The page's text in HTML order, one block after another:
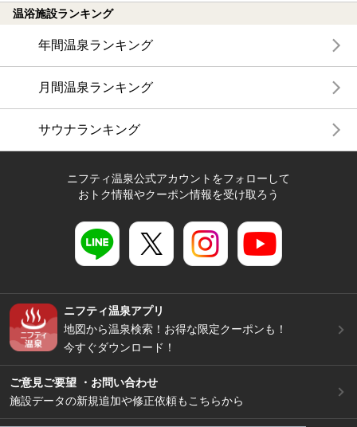
温浴施設ランキング
年間温泉ランキング
月間温泉ランキング
サウナランキング
ニフティ温泉公式アカウントをフォローして
おトク情報やクーポン情報を受け取ろう
ニフティ温泉アプリ
地図から温泉検索！お得な限定クーポンも！
今すぐダウンロード！
ご意見ご要望 ・お問い合わせ
施設データの新規追加や修正依頼もこちらから